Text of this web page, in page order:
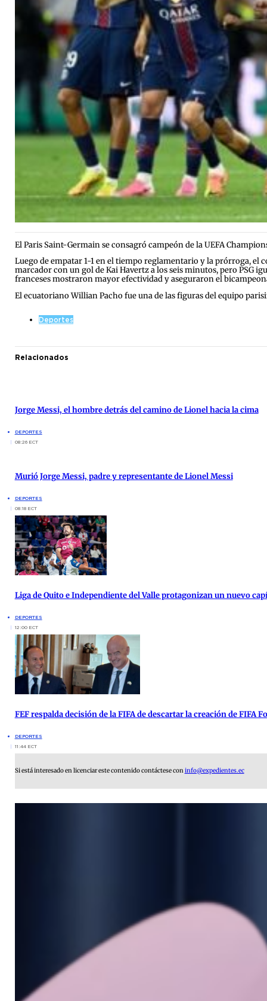
El Paris Saint-Germain se consagró campeón de la UEFA
Luego de empatar 1-1 en el tiempo reglamentario y la prórroga, el
marcador con un gol de Kai Havertz a los seis minutos, pero PSG
franceses mostraron mayor efectividad y aseguraron el
El ecuatoriano Willian Pacho fue una de las figuras del equipo
Deportes
Relacionados
Jorge Messi, el hombre detrás del camino de Lionel hacia la cima
DEPORTES
08:26 ECT
Murió Jorge Messi, padre y representante de Lionel Messi
DEPORTES
08:18 ECT
Liga de Quito e Independiente del Valle protagonizan un nuevo
DEPORTES
12:00 ECT
FEF respalda decisión de la FIFA de descartar la creación de FIFA
DEPORTES
11:44 ECT
Si está interesado en licenciar este contenido contáctese coninfo@expedientes.ec